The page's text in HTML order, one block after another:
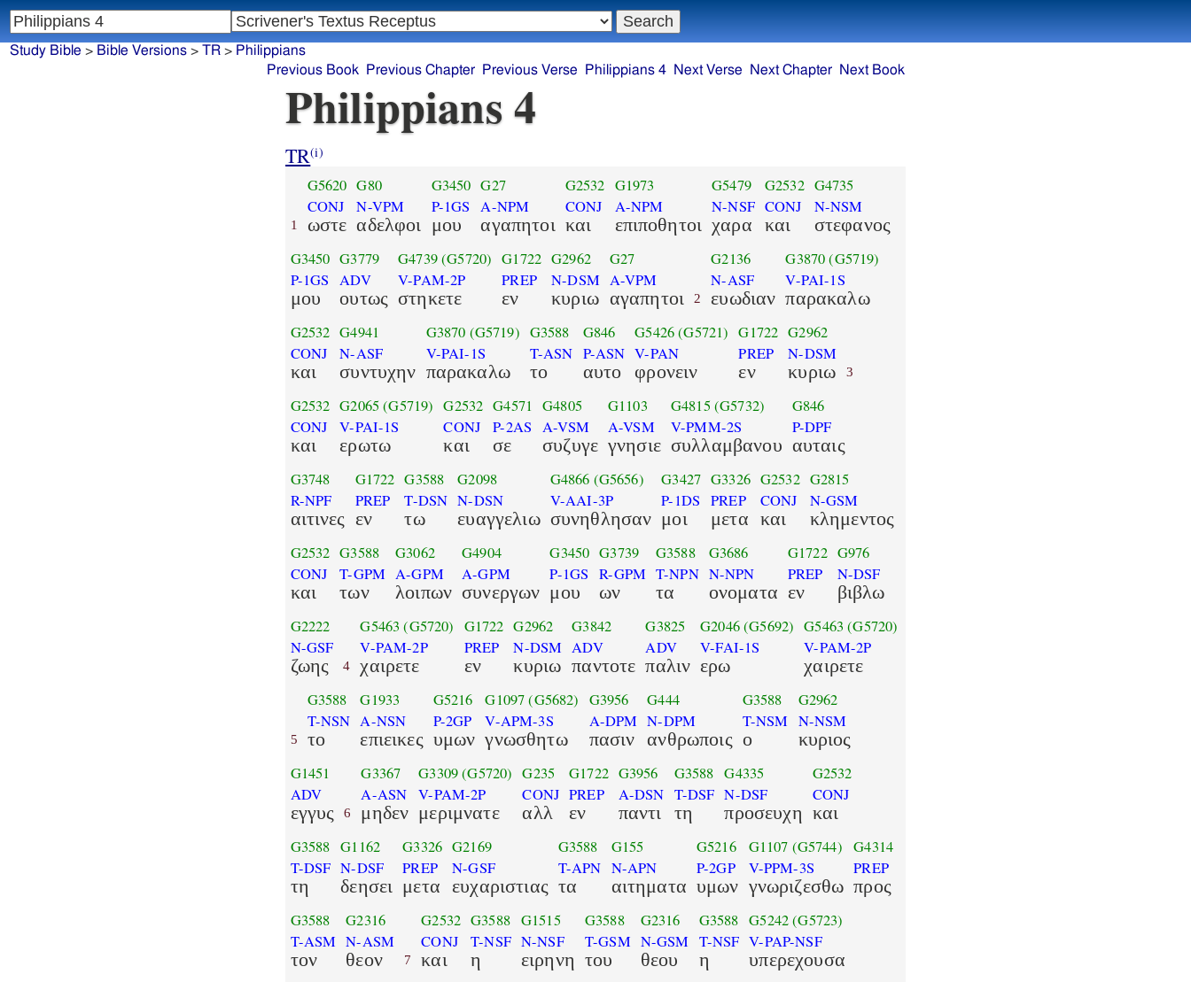
Study Bible > Bible Versions> TR> Philippians
Previous Book
Previous Chapter Previous Verse Philippians 4 Next Verse Next Chapter Next Book
Philippians 4
TR(i)
1
G5620
CONJ
ωστε
G80
N-VPM
αδελφοι
G3450
P-1GS
μου
G27
A-NPM
αγαπητοι
G2532
CONJ
και
G1973
A-NPM
επιποθητοι
G5479
N-NSF
χαρα
G2532
CONJ
και
G4735
N-NSM
στεφανος
G3450
P-1GS
μου
G3779
ADV
ουτως
G4739(G5720)
V-PAM-2P
στηκετε
G1722
PREP
εν
G2962
N-DSM
κυριω
G27
A-VPM
αγαπητοι 2
G2136
N-ASF
ευωδιαν
G3870(G5719)
V-PAI-1S
παρακαλω
G2532
CONJ
και
G4941
N-ASF
συντυχην
G3870 (G5719)
V-PAI-1S
παρακαλω
G3588
T-ASN
το
G846
P-ASN
αυτο
G5426(G5721)
V-PAN
φρονειν
G1722
PREP
εν
G2962
N-DSM
κυριω 3
G2532
CONJ
και
G2065(G5719)
V-PAI-1S
ερωτω
G2532
CONJ
και
G4571
P-2AS
σε
G4805
A-VSM
συζυγε
G1103
A-VSM
γνησιε
G4815(G5732)
V-PMM-2S
συλλαμβανου
G846
P-DPF
αυταις
G3748
R-NPF
αιτινες
G1722
PREP
εν
G3588
T-DSN
τω
G2098
N-DSN
ευαγγελιω
G4866 (G5656)
V-AAI-3P
συνηθλησαν
G3427
P-1DS
μοι
G3326
PREP
μετα
G2532
CONJ
και
G2815
N-GSM
κλημεντος
G2532
CONJ
και
G3588
T-GPM
των
G3062
A-GPM
λοιπων
G4904
A-GPM
συνεργων
G3450
P-1GS
μου
G3739
R-GPM
ων
G3588
T-NPN
τα
G3686
N-NPN
ονοματα
G1722
PREP
εν
G976
N-DSF
βιβλω
G2222
N-GSF
ζωης 4
G5463 (G5720)
V-PAM-2P
χαιρετε
G1722
PREP
εν
G2962
N-DSM
κυριω
G3842
ADV
παντοτε
G3825
ADV
παλιν
G2046(G5692)
V-FAI-1S
ερω
G5463 (G5720)
V-PAM-2P
χαιρετε
5
G3588
T-NSN
το
G1933
A-NSN
επιεικες
G5216
P-2GP
υμων
G1097(G5682)
V-APM-3S
γνωσθητω
G3956
A-DPM
πασιν
G444
N-DPM
ανθρωποις
G3588
T-NSM
ο
G2962
N-NSM
κυριος
G1451
ADV
εγγυς 6
G3367
A-ASN
μηδεν
G3309(G5720)
V-PAM-2P
μεριμνατε
G235
CONJ
αλλ
G1722
PREP
εν
G3956
A-DSN
παντι
G3588
T-DSF
τη
G4335
N-DSF
προσευχη
G2532
CONJ
και
G3588
T-DSF
τη
G1162
N-DSF
δεησει
G3326
PREP
μετα
G2169
N-GSF
ευχαριστιας
G3588
T-APN
τα
G155
N-APN
αιτηματα
G5216
P-2GP
υμων
G1107 (G5744)
V-PPM-3S
γνωριζεσθω
G4314
PREP
προς
G3588
T-ASM
τον
G2316
N-ASM
θεον 7
G2532
CONJ
και
G3588
T-NSF
η
G1515
N-NSF
ειρηνη
G3588
T-GSM
του
G2316
N-GSM
θεου
G3588
T-NSF
η
G5242(G5723)
V-PAP-NSF
υπερεχουσα